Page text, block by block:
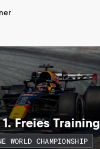
Freies Training
WORLD CHAMPIONSHIP